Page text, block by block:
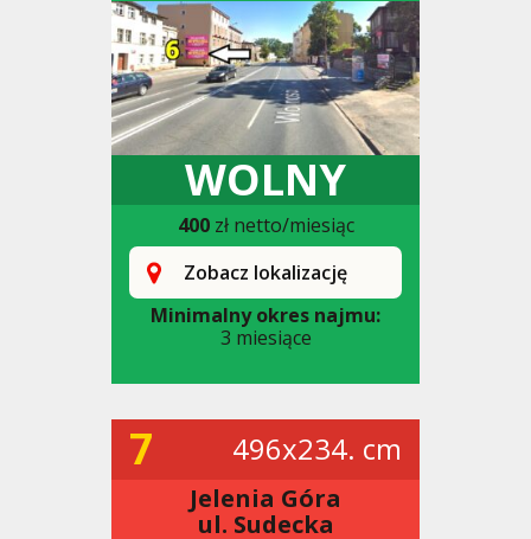
WOLNY
400zł netto/miesiąc
Zobacz lokalizację
Minimalny okres najmu:
3 miesiące
7 496x234. cm
Jelenia Góra
ul. Sudecka